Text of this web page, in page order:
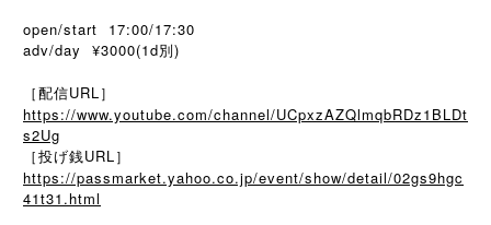
open/start 17:00/17:30
adv/day ¥3000(1d別)
［配信URL］
https://www.youtube.com/channel/UCpxzAZQlmqbRDz1BLDt
s2Ug
［投げ銭URL］
https://passmarket.yahoo.co.jp/event/show/detail/02gs9hgc
41t31.html